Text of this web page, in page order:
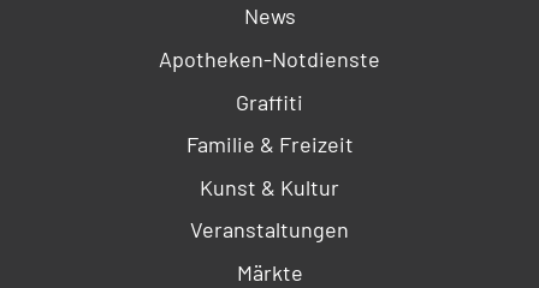
News
Apotheken-Notdienste
Graffiti
Familie & Freizeit
Kunst & Kultur
Veranstaltungen
Märkte